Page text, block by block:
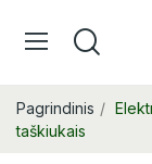
Pagrindinis
taškiukais